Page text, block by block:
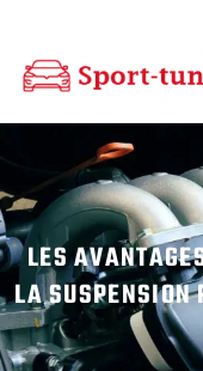
LES
LA SUSPENSION